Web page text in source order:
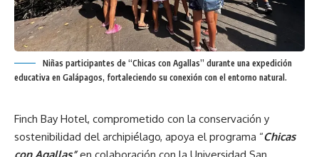
Niñas participantes de “Chicas con Agallas” durante una expedición
educativa en Galápagos, fortaleciendo su conexión con el entorno natural.
Finch Bay Hotel, comprometido con la conservación y
sostenibilidad del archipiélago, apoya el programa “Chicas